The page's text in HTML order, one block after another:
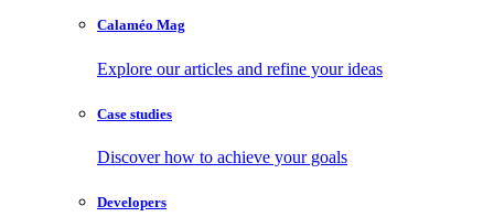
Calaméo Mag
Explore our articles and refine your ideas
Case studies
Discover how to achieve your goals
Developers